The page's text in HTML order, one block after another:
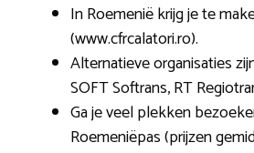
In Roemenië krijg je te
(www.cfrcalatori.ro).
Alternatieve organisaties
SOFT Softrans, RT
Ga je veel plekken
Roemeniëpas (prijzen